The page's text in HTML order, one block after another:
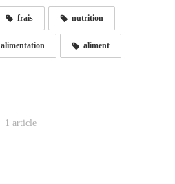
frais nutrition
alimentation aliment
1 article